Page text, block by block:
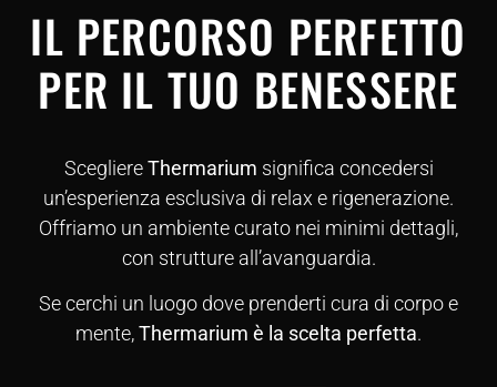
IL PERCORSO PERFETTO
PER IL TUO BENESSERE
ScegliereThermarium significa concedersi
un’esperienza esclusiva di relax e rigenerazione.
Offriamo un ambiente curato nei minimi dettagli,
con strutture all’avanguardia.
Se cerchi un luogo dove prenderti cura di corpo e
mente,Thermarium è la scelta perfetta.